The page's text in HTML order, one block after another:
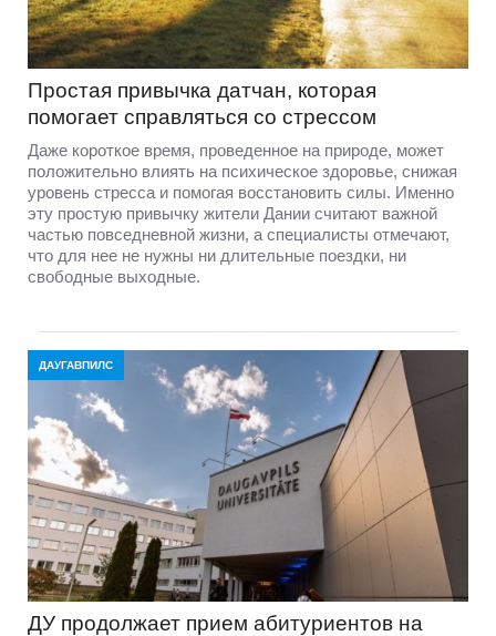
Простая привычка датчан, которая
помогает справляться со стрессом
Даже короткое время, проведенное на природе, может
положительно влиять на психическое здоровье, снижая
уровень стресса и помогая восстановить силы. Именно
эту простую привычку жители Дании считают важной
частью повседневной жизни, а специалисты отмечают,
что для нее не нужны ни длительные поездки, ни
свободные выходные.
ДАУГАВПИЛС
ДУ продолжает прием абитуриентов на